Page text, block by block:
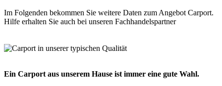
Im Folgenden bekommen Sie weitere Daten zum Angebot Carport.
Hilfe erhalten Sie auch bei unseren Fachhandelspartner
Ein Carport aus unserem Hause ist immer eine gute Wahl.